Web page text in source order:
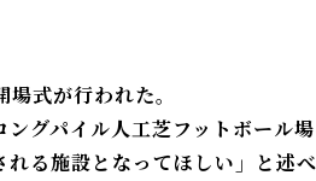
式が行われた。
グパイル人工芝フットボール
る施設となってほしい」と述